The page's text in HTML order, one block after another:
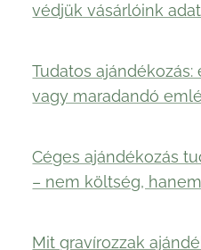
védjük vásárlóink
Tudatos ajándékozás:
vagy maradandó
Céges ajándékozás
– nem költség,
Mit gravírozzak